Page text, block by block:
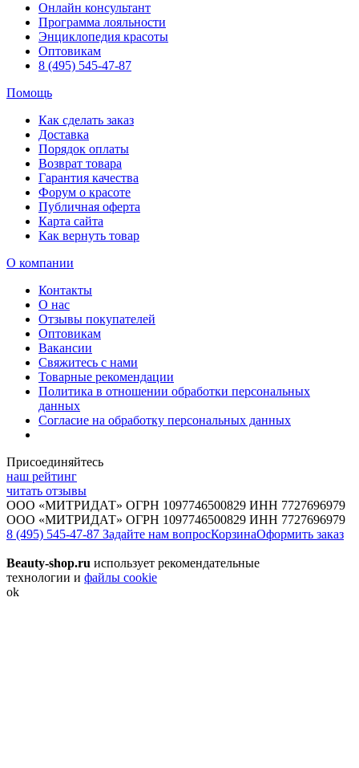
Онлайн консультант
Программа лояльности
Энциклопедия красоты
Оптовикам
8 (495) 545-47-87
Помощь
Как сделать заказ
Доставка
Порядок оплаты
Возврат товара
Гарантия качества
Форум о красоте
Публичная оферта
Карта сайта
Как вернуть товар
О компании
Контакты
О нас
Отзывы покупателей
Оптовикам
Вакансии
Свяжитесь с нами
Товарные рекомендации
Политика в отношении обработки персональных
данных
Согласие на обработку персональных данных
Присоединяйтесь
наш рейтинг
читать отзывы
ООО «МИТРИДАТ» ОГРН 1097746500829 ИНН 7727696979
ООО «МИТРИДАТ» ОГРН 1097746500829 ИНН 7727696979
8 (495) 545-47-87 Задайте нам вопросКорзинаОформить заказ
Beauty-shop.ru использует рекомендательные
технологии и файлы cookie
ok